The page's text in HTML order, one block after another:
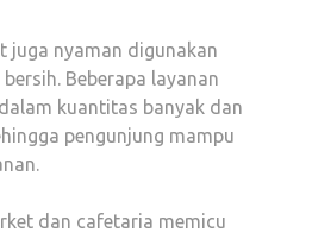
juga nyaman digunakan
Beberapa layanan
kuantitas banyak dan
pengunjung mampu
dan cafetaria memicu